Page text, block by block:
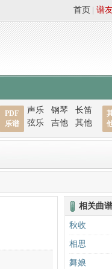
谱
首页
PDF
乐谱
声乐 钢琴
长笛
弦乐
吉他 其他
相关曲谱
秋收
相思
舞娘